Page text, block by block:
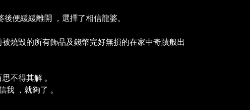
便緩緩離開 ，選擇了相信龍婆。
燒毀的所有飾品及錢幣完好無損的在家中奇蹟般出
不得其解 。
，就夠了 。